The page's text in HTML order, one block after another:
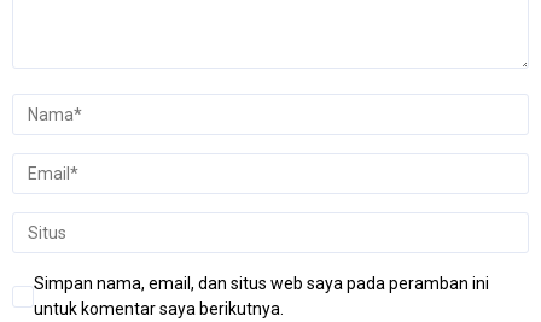
Simpan nama, email, dan situs web saya pada peramban ini
untuk komentar saya berikutnya.